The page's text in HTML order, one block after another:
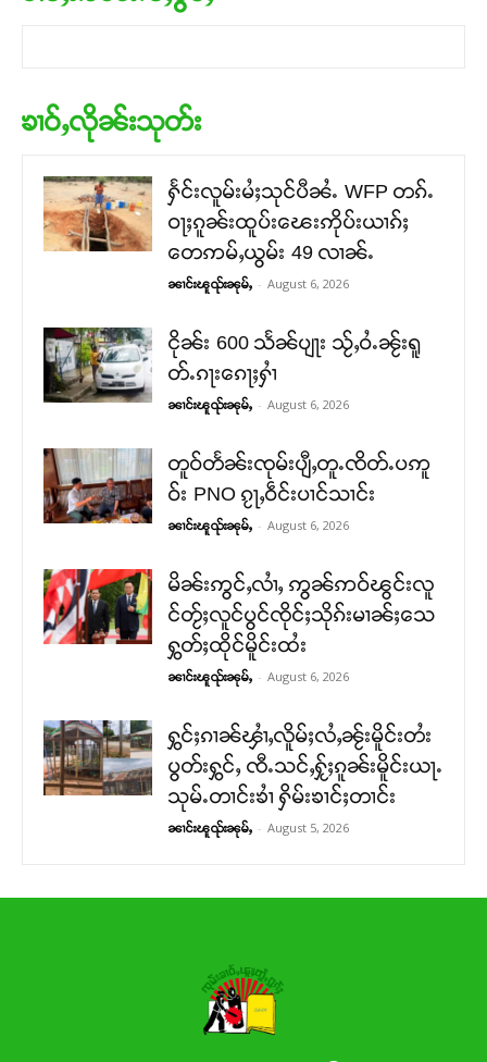
ၶၢဝ်ႇလိုၼ်းသုတ်း
ႁႅင်းလူမ်းမႆႈသုင်ပီၼႆႉ WFP တၵ်ႉ
ဝႃႈၵူၼ်းထူပ်းၽေးဢိုပ်းယၢၵ်ႈ
တေဢမ်ႇယွမ်း 49 လၢၼ်ႉ
ၼၢင်းၽူၺ်းၼုမ်ႇ - August 6, 2026
ငိုၼ်း 600 သႅၼ်ပျႃး သႂ်ႇဝႆႉၼႂ်းရူ
တ်ႉၵႃးၵေႃႈႁၢႆ
ၼၢင်းၽူၺ်းၼုမ်ႇ - August 6, 2026
တူဝ်တႅၼ်းၸုမ်းပျီႇတူႉၸိတ်ႉပဢူ
ဝ်း PNO ၵႂႃႇဝဵင်းပၢင်သၢင်း
ၼၢင်းၽူၺ်းၼုမ်ႇ - August 6, 2026
မိၼ်းဢွင်ႇလၢႆႇ ဢွၼ်ဢဝ်ၽွင်းလူ
င်တႂ်ႈလူင်ပွင်ၸိုင်ႈသိုၵ်းမၢၼ်ႈသေ
ႁွတ်ႈထိုင်မိူင်းထႆး
ၼၢင်းၽူၺ်းၼုမ်ႇ - August 6, 2026
ႁွင်ႈၵၢၼ်ၾၢႆႇလိူမ်ႈလႆႇၼႂ်းမိူင်းတႆး
ပွတ်းႁွင်ႇ ၸီႉသင်ႇႁႂ်ႈၵူၼ်းမိူင်းယႃႉ
သုမ်ႉတၢင်းၶၢႆ ႁိမ်းၶၢင်ႈတၢင်း
ၼၢင်းၽူၺ်းၼုမ်ႇ - August 5, 2026